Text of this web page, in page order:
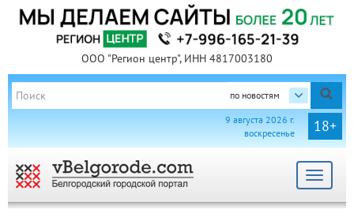
ООО "Регион центр", ИНН 4817003180
по новостям
18+
9 августа 2026 г.
воскресенье
Toggle